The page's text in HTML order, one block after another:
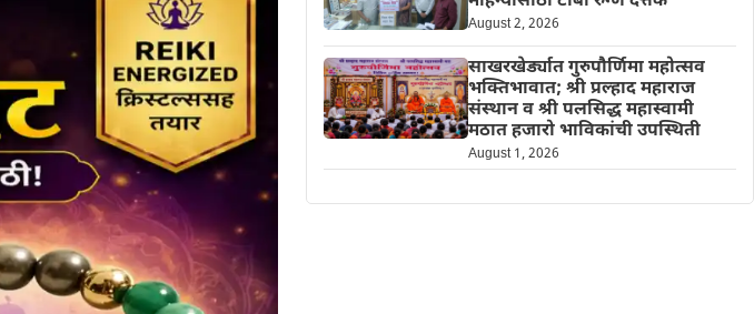
August 2, 2026
साखरखेर्ड्यात गुरुपौर्णिमा महोत्सव
भक्तिभावात; श्री प्रल्हाद महाराज
संस्थान व श्री पलसिद्ध महास्वामी
मठात हजारो भाविकांची उपस्थिती
August 1, 2026